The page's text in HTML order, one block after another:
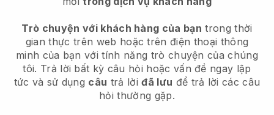
Trò chuyện với khách hàng của bạn trong thời
gian thực trên web hoặc trên điện thoại thông
minh của bạn với tính năng trò chuyện của chúng
tôi. Trả lời bất kỳ câu hỏi hoặc vấn đề ngay lập
tức và sử dụng câu trả lờiđã lưu để trả lời các câu
hỏi thường gặp.